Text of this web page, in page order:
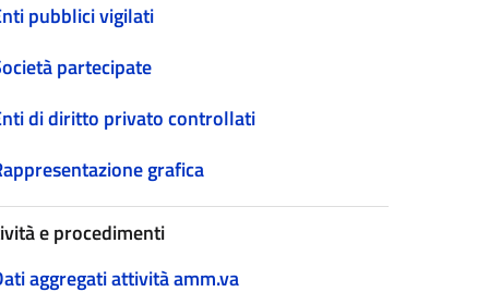
pubblici vigilati
partecipate
di diritto privato controllati
grafica
e procedimenti
aggregati attività amm.va